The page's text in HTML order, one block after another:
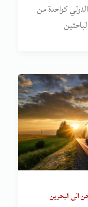
كواحدة من
الى البحرين